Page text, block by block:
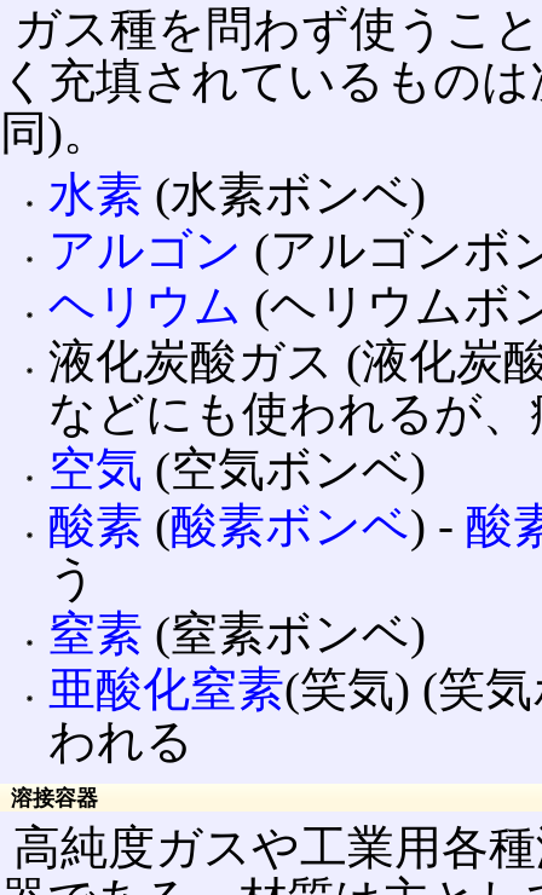
ガス種を問わず使うこ
く充填されているもの
同)。
水素 (水素ボンベ)
アルゴン (アルゴンボ
ヘリウム (ヘリウムボ
液化炭酸ガス (液化炭
などにも使われるが
空気 (空気ボンベ)
酸素 (酸素ボンベ) ‐ 酸
う
窒素 (窒素ボンベ)
亜酸化窒素(笑気) (笑
われる
溶接容器
高純度ガスや工業用各